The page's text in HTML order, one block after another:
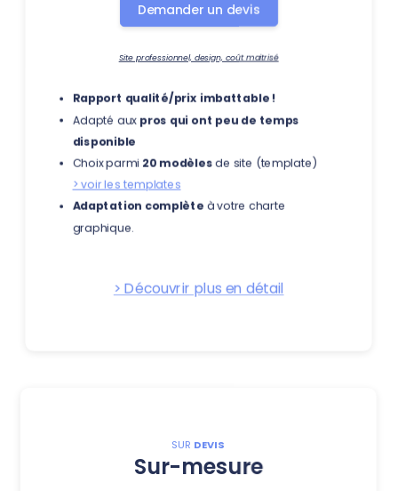
Demander un devis
Site professionnel, design, coût maitrisé
Rapport qualité/prix imbattable !
Adapté aux pros qui ont peu de temps
disponible
Choix parmi 20 modèlesde site (template)
> voir les templates
Adaptation complète à votre charte
graphique.
> Découvrir plus en détail
SURDEVIS
Sur-mesure